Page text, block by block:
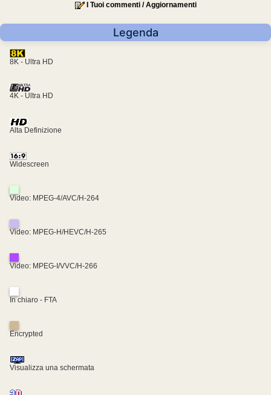
I Tuoi commenti / Aggiornamenti
Legenda
8K - Ultra HD
4K - Ultra HD
Alta Definizione
Widescreen
Video: MPEG-4/AVC/H-264
Video: MPEG-H/HEVC/H-265
Video: MPEG-I/VVC/H-266
In chiaro - FTA
Encrypted
Visualizza una schermata